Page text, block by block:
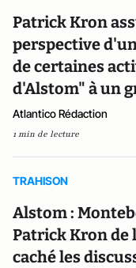
Patrick Kron
perspective
de certaines
d'Alstom" à un
Atlantico Rédaction
1 min de lecture
TRAHISON
Alstom :
Patrick Kron de
caché les